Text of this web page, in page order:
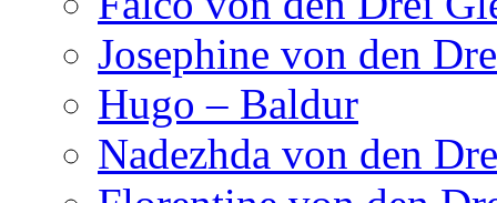
Josephine von den
Hugo – Baldur
Nadezhda von den